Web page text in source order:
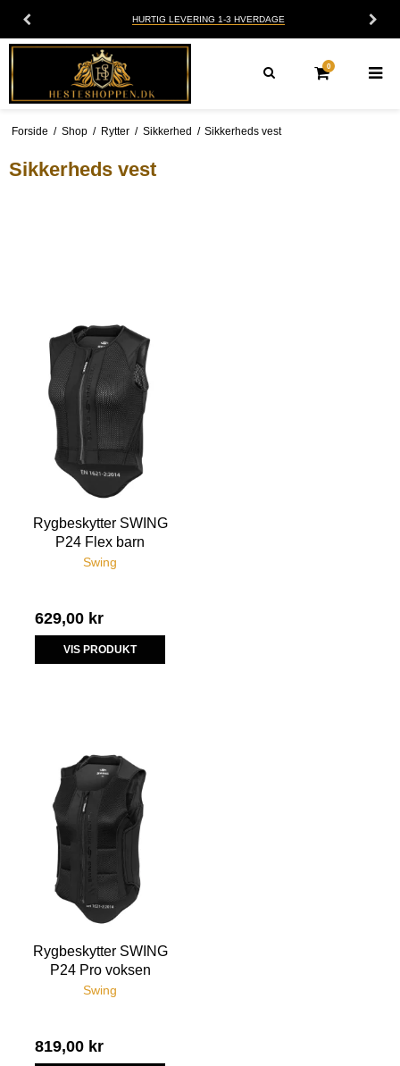
HURTIG LEVERING 1-3 HVERDAGE
0
Forside / Shop / Rytter / Sikkerhed / Sikkerheds vest
Sikkerheds vest
Rygbeskytter SWING
P24 Flex barn
Swing
629,00 kr
VIS PRODUKT
Rygbeskytter SWING
P24 Pro voksen
Swing
819,00 kr